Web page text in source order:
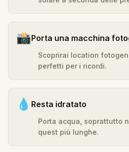
📸Porta una macchina
Scoprirai location
perfetti per i ricordi.
💧 Resta idratato
Porta acqua, soprattutto
quest più lunghe.